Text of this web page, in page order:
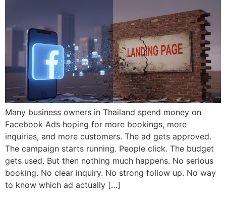
Many business owners in Thailand spend money on
Facebook Ads hoping for more bookings, more
inquiries, and more customers. The ad gets approved.
The campaign starts running. People click. The budget
gets used. But then nothing much happens. No serious
booking. No clear inquiry. No strong follow up. No way
to know which ad actually […]